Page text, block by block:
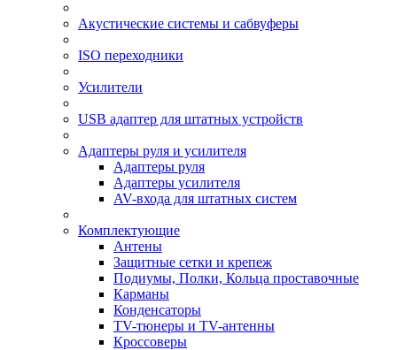
Акустические системы и сабвуферы
ISO переходники
Усилители
USB адаптер для штатных устройств
Адаптеры руля и усилителя
Адаптеры руля
Адаптеры усилителя
AV-входа для штатных систем
Комплектующие
Антены
Защитные сетки и крепеж
Подиумы, Полки, Кольца проставочные
Карманы
Конденсаторы
TV-тюнеры и TV-антенны
Кроссоверы